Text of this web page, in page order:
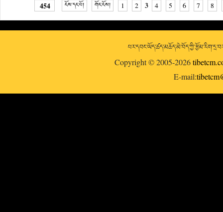
454 ངོས་དང་པོ། གོང་ངོས། 1 2 3 4 5 6 7 8
Copyright © 2005-2026
E-mail: